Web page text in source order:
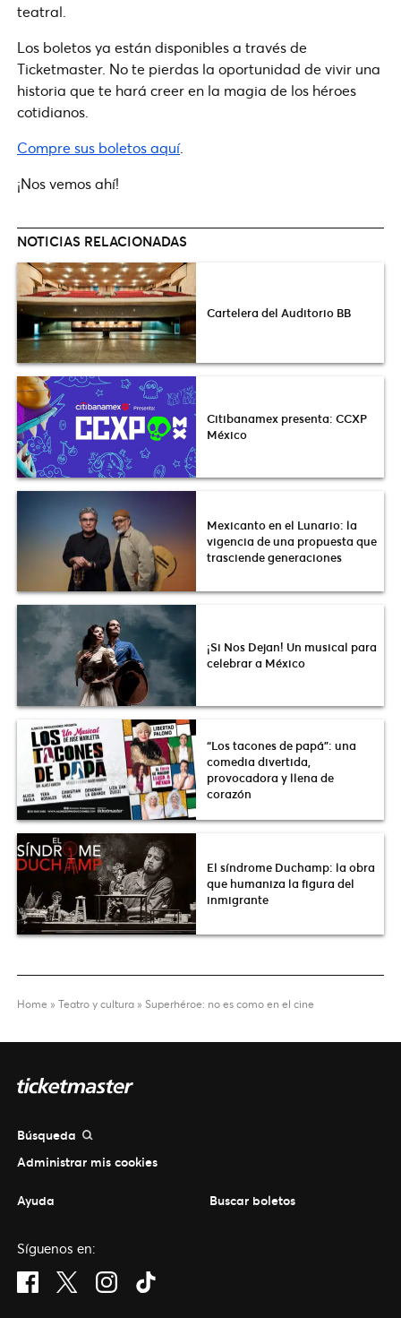
teatral.
Los boletos ya están disponibles a través de
Ticketmaster. No te pierdas la oportunidad de vivir una
historia que te hará creer en la magia de los héroes
cotidianos.
Compre sus boletos aquí.
¡Nos vemos ahí!
NOTICIAS RELACIONADAS
Cartelera del Auditorio BB
Citibanamex presenta: CCXP
México
Mexicanto en el Lunario: la
vigencia de una propuesta que
trasciende generaciones
¡Si Nos Dejan! Un musical para
celebrar a México
“Los tacones de papá”: una
comedia divertida,
provocadora y llena de
corazón
El síndrome Duchamp: la obra
que humaniza la figura del
inmigrante
Home » Teatro y cultura » Superhéroe: no es como en el cine
Búsqueda
Administrar mis cookies
Ayuda Buscar boletos
Síguenos en:
Visit Facebook (opens in a new window)
Visit Twitter (opens in a new window)
Visit Instagram (opens in a new window)